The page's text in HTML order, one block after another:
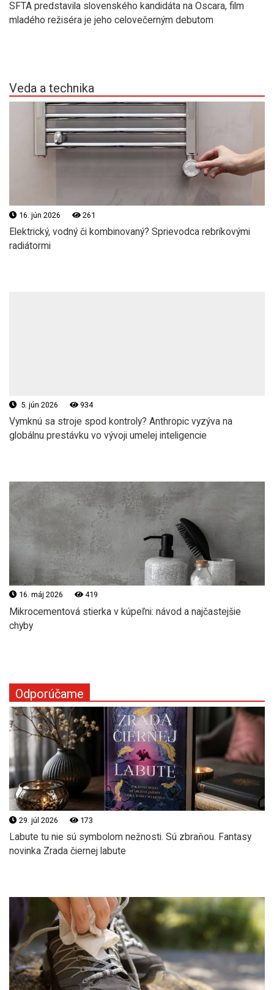
SFTA predstavila slovenského kandidáta na Oscara, film
mladého režiséra je jeho celovečerným debutom
Veda a technika
16. jún 2026 261
Elektrický, vodný či kombinovaný? Sprievodca rebríkovými
radiátormi
5. jún 2026 934
Vymknú sa stroje spod kontroly? Anthropic vyzýva na
globálnu prestávku vo vývoji umelej inteligencie
16. máj 2026 419
Mikrocementová stierka v kúpeľni: návod a najčastejšie
chyby
Odporúčame
29. júl 2026 173
Labute tu nie sú symbolom nežnosti. Sú zbraňou. Fantasy
novinka Zrada čiernej labute